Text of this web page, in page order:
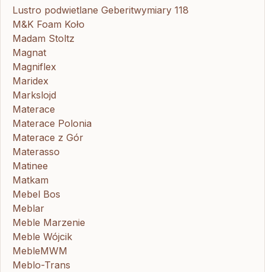
Lustro podwietlane Geberitwymiary 118
M&K Foam Koło
Madam Stoltz
Magnat
Magniflex
Maridex
Markslojd
Materace
Materace Polonia
Materace z Gór
Materasso
Matinee
Matkam
Mebel Bos
Meblar
Meble Marzenie
Meble Wójcik
MebleMWM
Meblo-Trans